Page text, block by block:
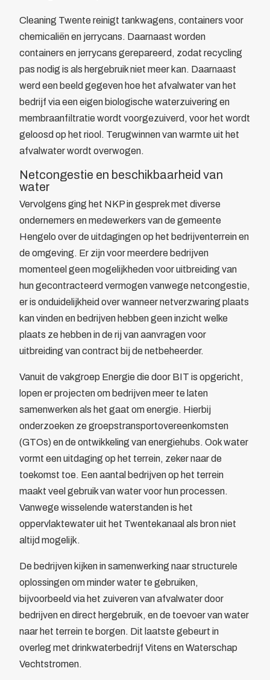
Cleaning Twente reinigt tankwagens, containers voor
chemicaliën en jerrycans. Daarnaast worden
containers en jerrycans gerepareerd, zodat recycling
pas nodig is als hergebruik niet meer kan. Daarnaast
werd een beeld gegeven hoe het afvalwater van het
bedrijf via een eigen biologische waterzuivering en
membraanfiltratie wordt voorgezuiverd, voor het wordt
geloosd op het riool. Terugwinnen van warmte uit het
afvalwater wordt overwogen.
Netcongestie en beschikbaarheid van
water
Vervolgens ging het NKP in gesprek met diverse
ondernemers en medewerkers van de gemeente
Hengelo over de uitdagingen op het bedrijventerrein en
de omgeving. Er zijn voor meerdere bedrijven
momenteel geen mogelijkheden voor uitbreiding van
hun gecontracteerd vermogen vanwege netcongestie,
er is onduidelijkheid over wanneer netverzwaring plaats
kan vinden en bedrijven hebben geen inzicht welke
plaats ze hebben in de rij van aanvragen voor
uitbreiding van contract bij de netbeheerder.
Vanuit de vakgroep Energie die door BIT is opgericht,
lopen er projecten om bedrijven meer te laten
samenwerken als het gaat om energie. Hierbij
onderzoeken ze groepstransportovereenkomsten
(GTOs) en de ontwikkeling van energiehubs. Ook water
vormt een uitdaging op het terrein, zeker naar de
toekomst toe. Een aantal bedrijven op het terrein
maakt veel gebruik van water voor hun processen.
Vanwege wisselende waterstanden is het
oppervlaktewater uit het Twentekanaal als bron niet
altijd mogelijk.
De bedrijven kijken in samenwerking naar structurele
oplossingen om minder water te gebruiken,
bijvoorbeeld via het zuiveren van afvalwater door
bedrijven en direct hergebruik, en de toevoer van water
naar het terrein te borgen. Dit laatste gebeurt in
overleg met drinkwaterbedrijf Vitens en Waterschap
Vechtstromen.